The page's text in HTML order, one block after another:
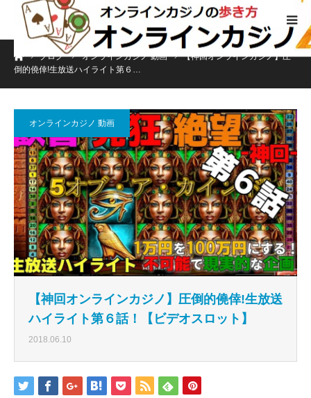
ホームブログ オンラインカジノ 動画
【神回オンラインカジノ】圧
倒的僥倖!生放送ハイライト第６…
オンラインカジノ 動画
【神回オンラインカジノ】圧倒的僥倖!生放送
ハイライト第６話！【ビデオスロット】
2018.06.10